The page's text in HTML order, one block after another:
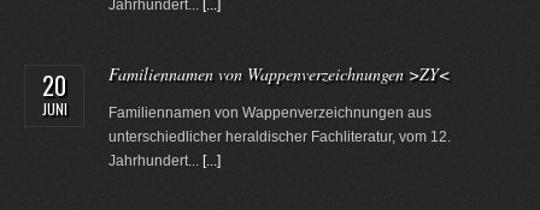
Jahrhundert... [...]
20
JUNI
Familiennamen von Wappenverzeichnungen >ZY<
Familiennamen von Wappenverzeichnungen aus
unterschiedlicher heraldischer Fachliteratur, vom 12.
Jahrhundert... [...]